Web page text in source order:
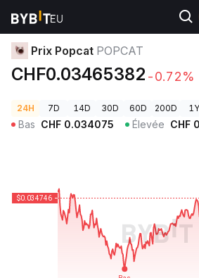
Prix des cryptos
Prix Popcat POPCAT
CHF0.03465382 -0.72%
24H 7D 14D 30D 60D 200D 1Y
Bas CHF 0.034075 Élevée CHF